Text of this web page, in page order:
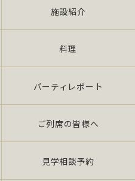
テムの要求事項」に準
ムを遵守し、厳正な管理
関し、JIS Q 15001：
人情報保護法（平成 17
という。）」及び社団
が定める指針、その他
施設紹介
料理
パーティレポート
ご列席の皆様へ
見学相談予約